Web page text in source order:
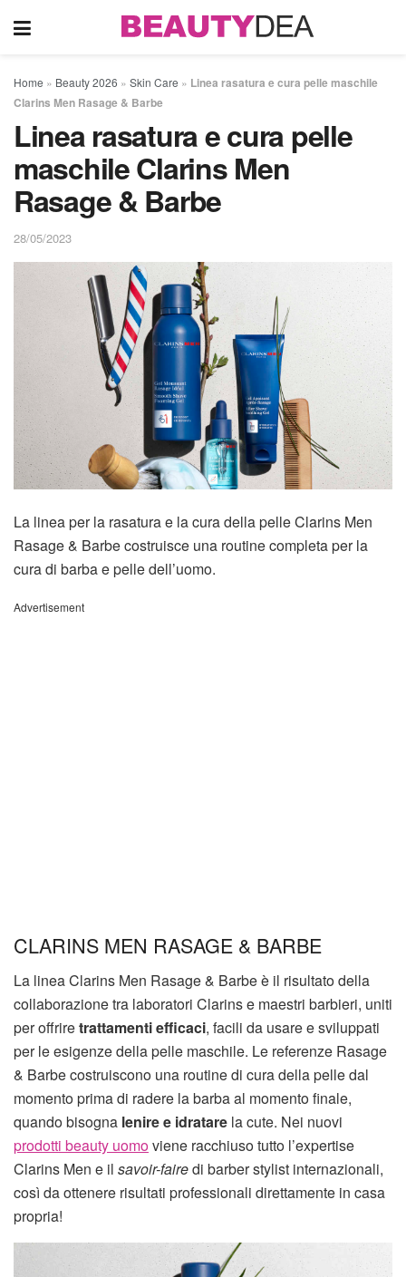
Home » Beauty 2026 » Skin Care » Linea rasatura e cura pelle maschile
Clarins Men Rasage & Barbe
Linea rasatura e cura pelle
maschile Clarins Men
Rasage & Barbe
28/05/2023
La linea per la rasatura e la cura della pelle Clarins Men
Rasage & Barbe costruisce una routine completa per la
cura di barba e pelle dell’uomo.
Advertisement
CLARINS MEN RASAGE & BARBE
La linea Clarins Men Rasage & Barbe è il risultato della
collaborazione tra laboratori Clarins e maestri barbieri, uniti
per offriretrattamenti efficaci, facili da usare e sviluppati
per le esigenze della pelle maschile. Le referenze Rasage
& Barbe costruiscono una routine di cura della pelle dal
momento prima di radere la barba al momento finale,
quando bisogna lenire e idratare la cute. Nei nuovi
prodotti beauty uomoviene racchiuso tutto l’expertise
Clarins Men e il savoir-fairedi barber stylist internazionali,
così da ottenere risultati professionali direttamente in casa
propria!